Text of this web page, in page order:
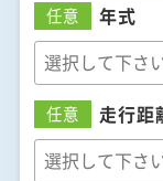
任意 年式
任意 走行距